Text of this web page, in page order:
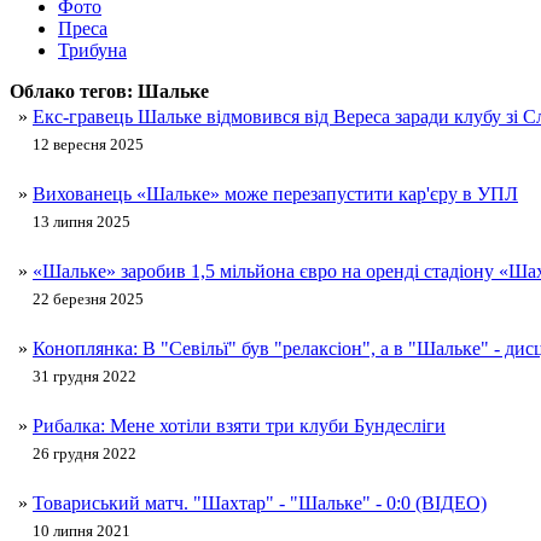
Фото
Преса
Трибуна
Облако тегов: Шальке
» Екс-гравець Шальке відмовився від Вереса заради клубу зі
12 вересня 2025
» Вихованець «Шальке» може перезапустити кар'єру в УПЛ
13 липня 2025
» «Шальке» заробив 1,5 мільйона євро на оренді стадіону
22 березня 2025
» Коноплянка: В "Севільї" був "релаксіон", а в "Шальке" -
31 грудня 2022
» Рибалка: Мене хотіли взяти три клуби Бундесліги
26 грудня 2022
» Товариський матч. "Шахтар" - "Шальке" - 0:0 (ВІДЕО)
10 липня 2021